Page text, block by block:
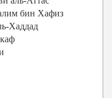
бин Хафиз
Хаддад